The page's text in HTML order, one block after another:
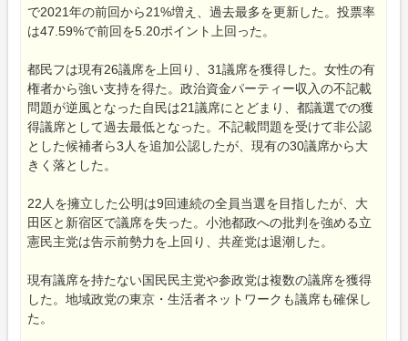
で2021年の前回から21%増え、過去最多を更新した。投票率
は47.59%で前回を5.20ポイント上回った。
都民フは現有26議席を上回り、31議席を獲得した。女性の有
権者から強い支持を得た。政治資金パーティー収入の不記載
問題が逆風となった自民は21議席にとどまり、都議選での獲
得議席として過去最低となった。不記載問題を受けて非公認
とした候補者ら3人を追加公認したが、現有の30議席から大
きく落とした。
22人を擁立した公明は9回連続の全員当選を目指したが、大
田区と新宿区で議席を失った。小池都政への批判を強める立
憲民主党は告示前勢力を上回り、共産党は退潮した。
現有議席を持たない国民民主党や参政党は複数の議席を獲得
した。地域政党の東京・生活者ネットワークも議席も確保し
た。